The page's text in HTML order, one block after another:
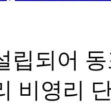
립되어
비영리